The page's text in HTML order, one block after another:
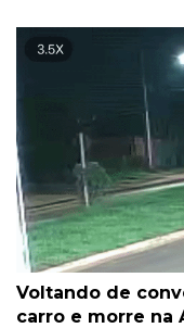
Voltando de
carro e morre na